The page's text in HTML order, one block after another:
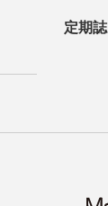
定期誌